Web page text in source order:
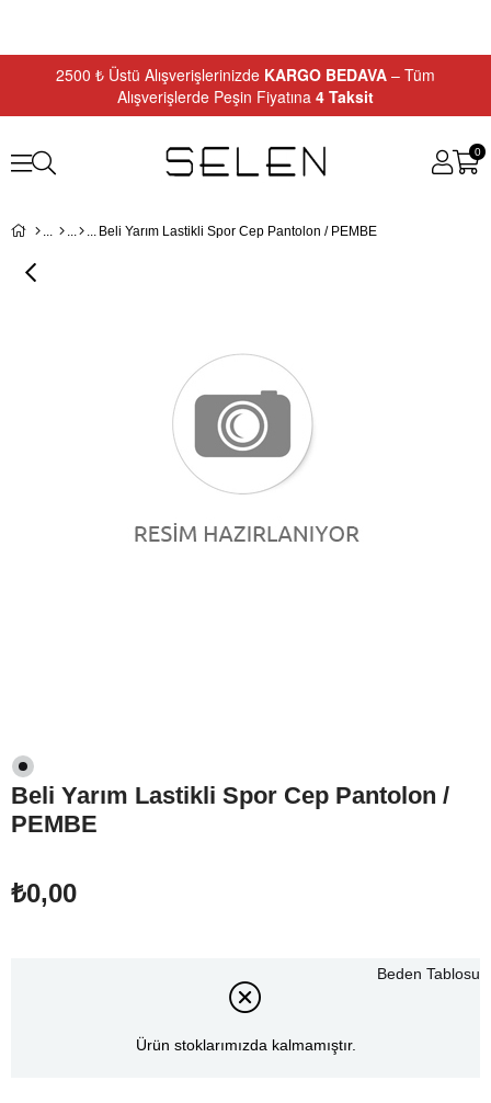
2500 ₺ Üstü Alışverişlerinizde KARGO BEDAVA – Tüm
Alışverişlerde Peşin Fiyatına 4 Taksit
0
Beli Yarım Lastikli Spor Cep Pantolon / PEMBE
Beli Yarım Lastikli Spor Cep Pantolon /
PEMBE
₺0,00
Ürün stoklarımızda kalmamıştır.
Beden Tablosu